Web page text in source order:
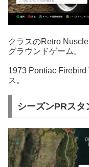
クラスのRetro
グラウンドゲーム。
1973 Pontiac Firebird
ス。
シーズンPRス